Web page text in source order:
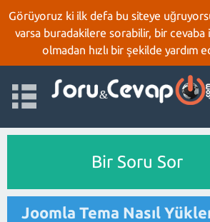
Görüyoruz ki ilk defa bu siteye
varsa buradakilere sorabilir, bir cevaba
olmadan hızlı bir şekilde yardım
Bir Soru Sor
Joomla Tema Nasıl